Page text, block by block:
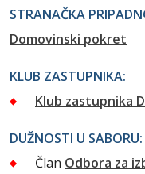
STRANAČKA
Domovinski pokret
KLUB ZASTUPNIKA:
Klub zastupnika
DUŽNOSTI U SABORU:
Član Odbora za